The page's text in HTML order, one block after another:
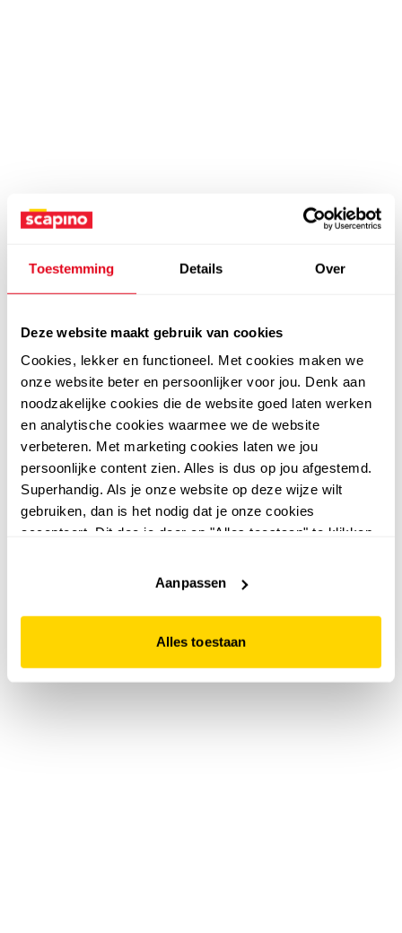
Toestemming Details Over
Deze website maakt gebruik van cookies
Cookies, lekker en functioneel. Met cookies maken we
onze website beter en persoonlijker voor jou. Denk aan
noodzakelijke cookies die de website goed laten werken
en analytische cookies waarmee we de website
verbeteren. Met marketing cookies laten we jou
persoonlijke content zien. Alles is dus op jou afgestemd.
Superhandig. Als je onze website op deze wijze wilt
gebruiken, dan is het nodig dat je onze cookies
accepteert. Dit doe je door op "Alles toestaan" te klikken.
website niet optimaal functioneert.
Aanpassen
Alles toestaan